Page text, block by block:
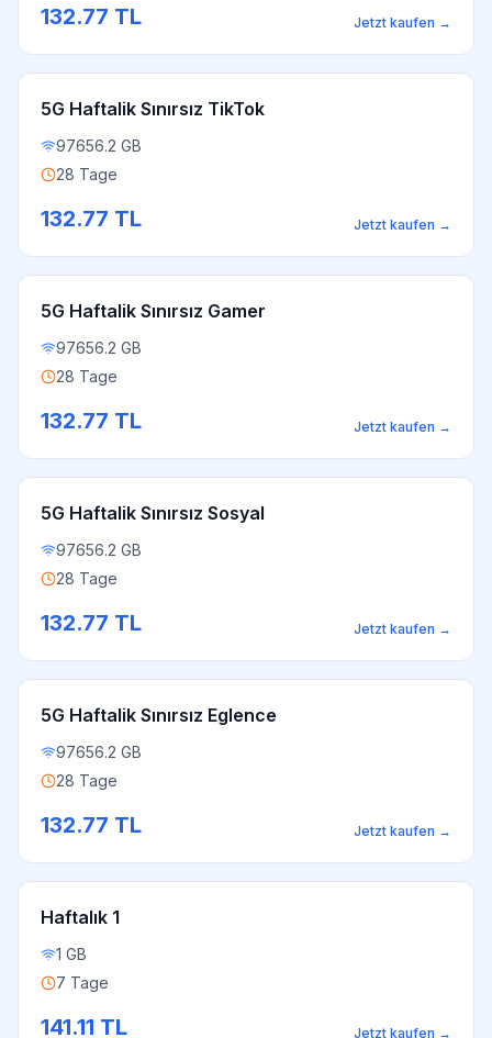
132.77 TL Jetzt kaufen →
5G Haftalik Sınırsız TikTok
97656.2 GB
28 Tage
132.77 TL Jetzt kaufen →
5G Haftalik Sınırsız Gamer
97656.2 GB
28 Tage
132.77 TL Jetzt kaufen →
5G Haftalik Sınırsız Sosyal
97656.2 GB
28 Tage
132.77 TL Jetzt kaufen →
5G Haftalik Sınırsız Eglence
97656.2 GB
28 Tage
132.77 TL Jetzt kaufen →
Haftalık 1
1 GB
7 Tage
141.11 TL Jetzt kaufen →